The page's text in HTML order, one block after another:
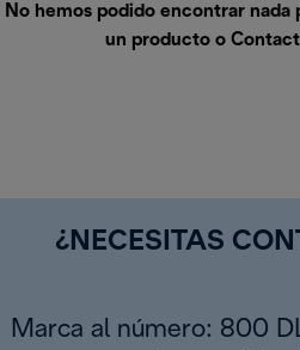
No hemos podido encontrar
un producto o
¿NECESITAS
Marca al número: 800